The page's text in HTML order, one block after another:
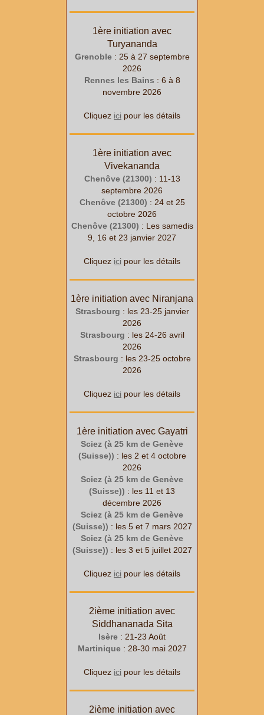
1ère initiation avec
Turyananda
Grenoble: 25 à 27 septembre
2026
Rennes les Bains : 6 à 8
novembre 2026
Cliquez ici pour les détails
1ère initiation avec
Vivekananda
Chenôve (21300) : 11-13
septembre 2026
Chenôve (21300) : 24 et 25
octobre 2026
Chenôve (21300) : Les samedis
9, 16 et 23 janvier 2027
Cliquez ici pour les détails
1ère initiation avec Niranjana
Strasbourg : les 23-25 janvier
2026
Strasbourg : les 24-26 avril
2026
Strasbourg : les 23-25 octobre
2026
Cliquez ici pour les détails
1ère initiation avec Gayatri
Sciez (à 25 km de Genève
(Suisse)) : les 2 et 4 octobre
2026
Sciez (à 25 km de Genève
(Suisse)) : les 11 et 13
décembre 2026
Sciez (à 25 km de Genève
(Suisse)) : les 5 et 7 mars 2027
Sciez (à 25 km de Genève
(Suisse)) : les 3 et 5 juillet 2027
Cliquez ici pour les détails
2ième initiation avec
Siddhananada Sita
Isère : 21-23 Août
Martinique: 28-30 mai 2027
Cliquez ici pour les détails
2ième initiation avec